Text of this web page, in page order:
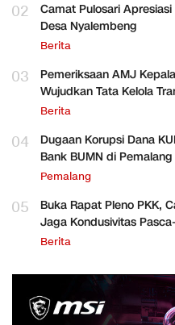
02
Camat Pulosari
Desa Nyalembeng
Berita
03
Pemeriksaan AMJ
Wujudkan Tata Kelola
Berita
04
Dugaan Korupsi Dana
Bank BUMN di
Pemalang
05
Buka Rapat Pleno PKK,
Jaga Kondusivitas
Berita